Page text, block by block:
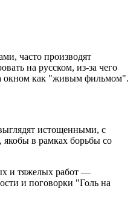
часто производят
на русском, из-за чего
окном как "живым фильмом".
истощенными, с
в рамках борьбы со
и тяжелых работ —
и поговорки "Голь на